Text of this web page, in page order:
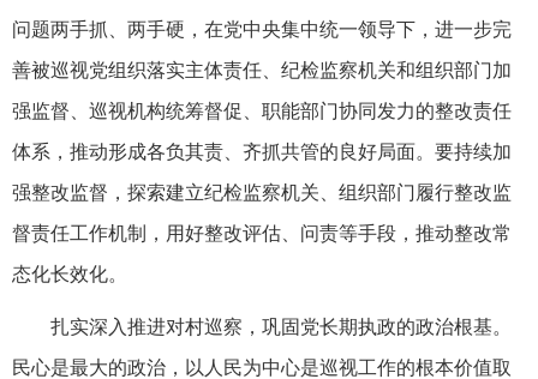
问题两手抓、两手硬，在党中央集中统一领导下，进一步完
善被巡视党组织落实主体责任、纪检监察机关和组织部门加
强监督、巡视机构统筹督促、职能部门协同发力的整改责任
体系，推动形成各负其责、齐抓共管的良好局面。要持续加
强整改监督，探索建立纪检监察机关、组织部门履行整改监
督责任工作机制，用好整改评估、问责等手段，推动整改常
态化长效化。
扎实深入推进对村巡察，巩固党长期执政的政治根基。
民心是最大的政治，以人民为中心是巡视工作的根本价值取